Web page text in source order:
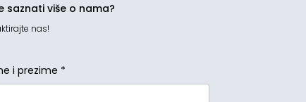
saznati više o nama?
nas!
i prezime *